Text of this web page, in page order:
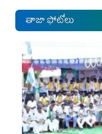
తాజా ఫోటోలు